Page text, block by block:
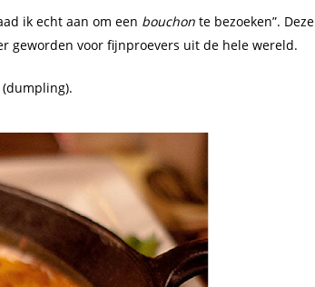
ik echt aan om een bouchon te bezoeken”. Deze
geworden voor fijnproevers uit de hele wereld.
(dumpling).